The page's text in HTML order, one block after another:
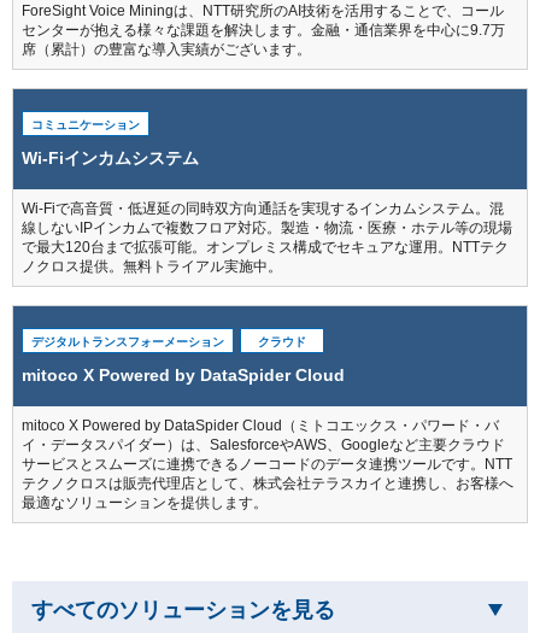
ForeSight Voice Miningは、NTT研究所のAI技術を活用することで、コール
センターが抱える様々な課題を解決します。金融・通信業界を中心に9.7万
席（累計）の豊富な導入実績がございます。
コミュニケーション
Wi-Fiインカムシステム
Wi-Fiで高音質・低遅延の同時双方向通話を実現するインカムシステム。混
線しないIPインカムで複数フロア対応。製造・物流・医療・ホテル等の現場
で最大120台まで拡張可能。オンプレミス構成でセキュアな運用。NTTテク
ノクロス提供。無料トライアル実施中。
デジタルトランスフォーメーション クラウド
mitoco X Powered by DataSpider Cloud
mitoco X Powered by DataSpider Cloud（ミトコエックス・パワード・バ
イ・データスパイダー）は、SalesforceやAWS、Googleなど主要クラウド
サービスとスムーズに連携できるノーコードのデータ連携ツールです。NTT
テクノクロスは販売代理店として、株式会社テラスカイと連携し、お客様へ
最適なソリューションを提供します。
すべてのソリューションを見る